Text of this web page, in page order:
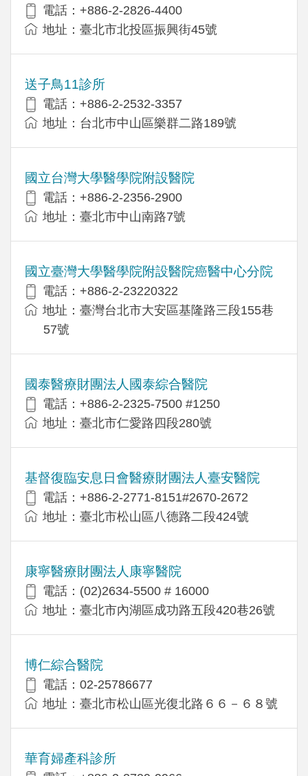
電話：+886-2-2826-4400
地址：臺北市北投區振興街45號
送子鳥11診所
電話：+886-2-2532-3357
地址：台北巿中山區樂群二路189號
國立台灣大學醫學院附設醫院
電話：+886-2-2356-2900
地址：臺北市中山南路7號
國立臺灣大學醫學院附設醫院癌醫中心分院
電話：+886-2-23220322
地址：臺灣台北市大安區基隆路三段155巷
57號
國泰醫療財團法人國泰綜合醫院
電話：+886-2-2325-7500 #1250
地址：臺北市仁愛路四段280號
基督復臨安息日會醫療財團法人臺安醫院
電話：+886-2-2771-8151#2670-2672
地址：臺北市松山區八德路二段424號
康寧醫療財團法人康寧醫院
電話：(02)2634-5500 # 16000
地址：臺北市內湖區成功路五段420巷26號
博仁綜合醫院
電話：02-25786677
地址：臺北市松山區光復北路６６－６８號
華育婦產科診所